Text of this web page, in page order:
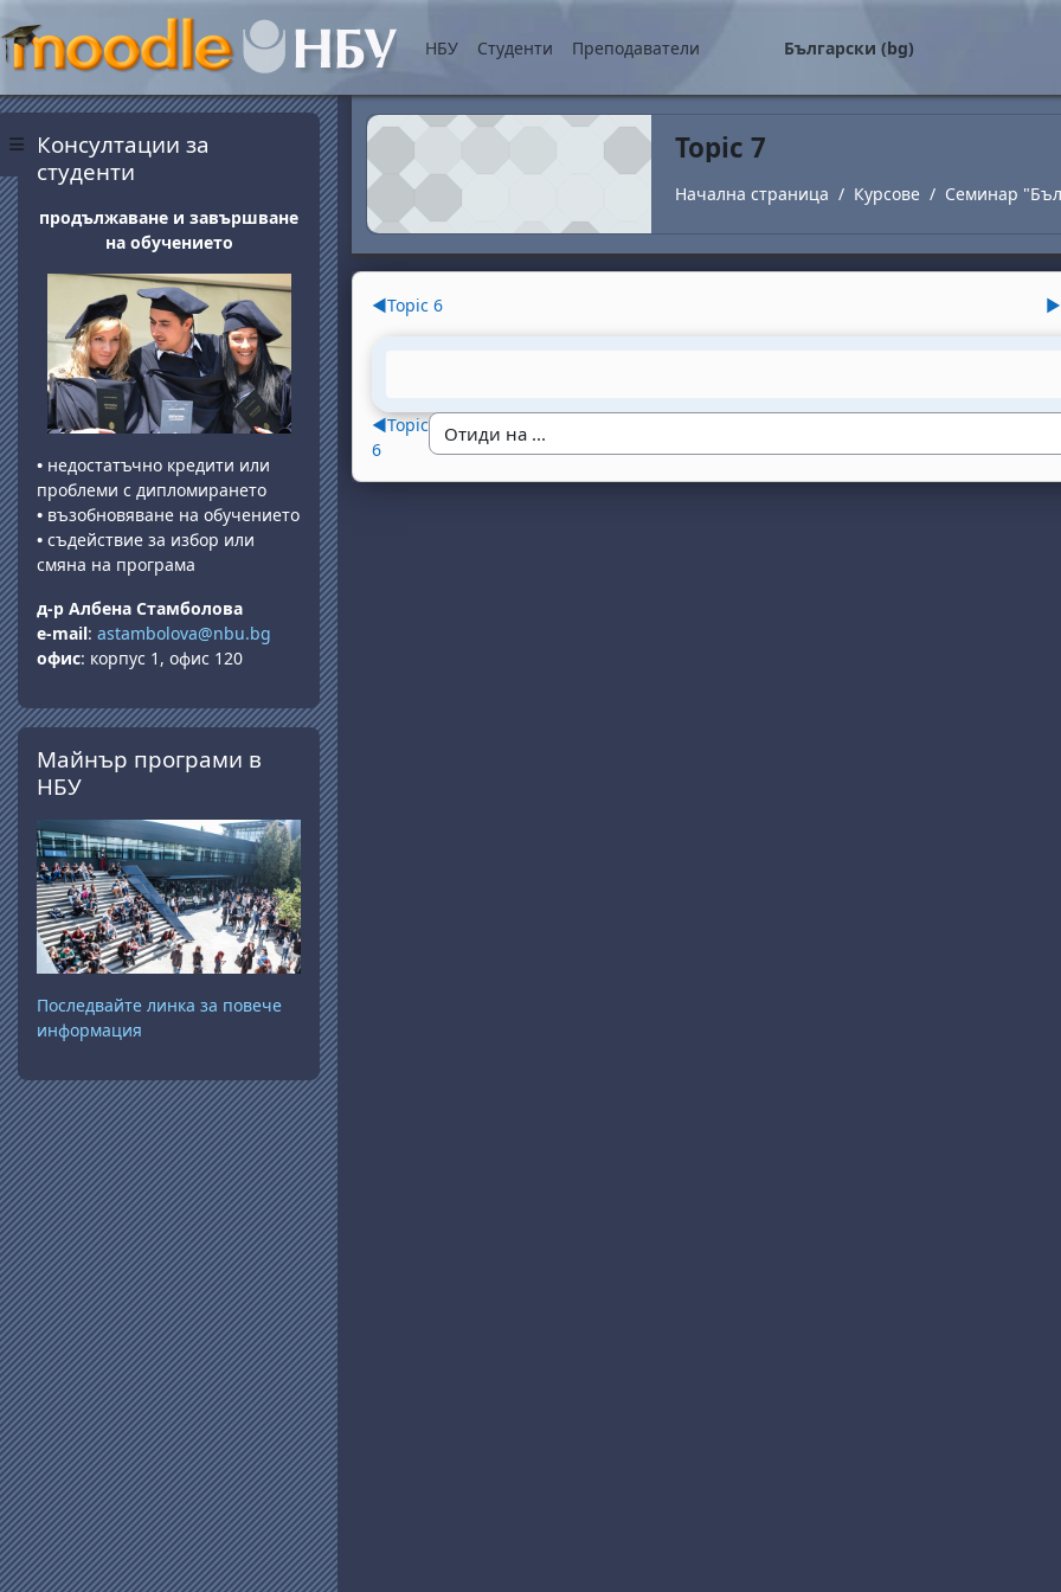
Прескочи на основното съдържание
Страничен панел
НБУ Студенти Преподаватели Български ‎(bg)‎
Topic 7
Начална страница Курсове Семинар
Section outline
◀︎Topic 6 ▶︎
◀︎Topic
6
Блокове
Консултации за
студенти
продължаване и завършване
на обучението
• недостатъчно кредити или
проблеми с дипломирането
• възобновяване на обучението
• съдействие за избор или
смяна на програма
д-р Албена Стамболова
e-mail: astambolova@nbu.bg
офис: корпус 1, офис 120
Прескочи Майнър програми в НБУ
Майнър програми в
НБУ
Последвайте линка за повече
информация